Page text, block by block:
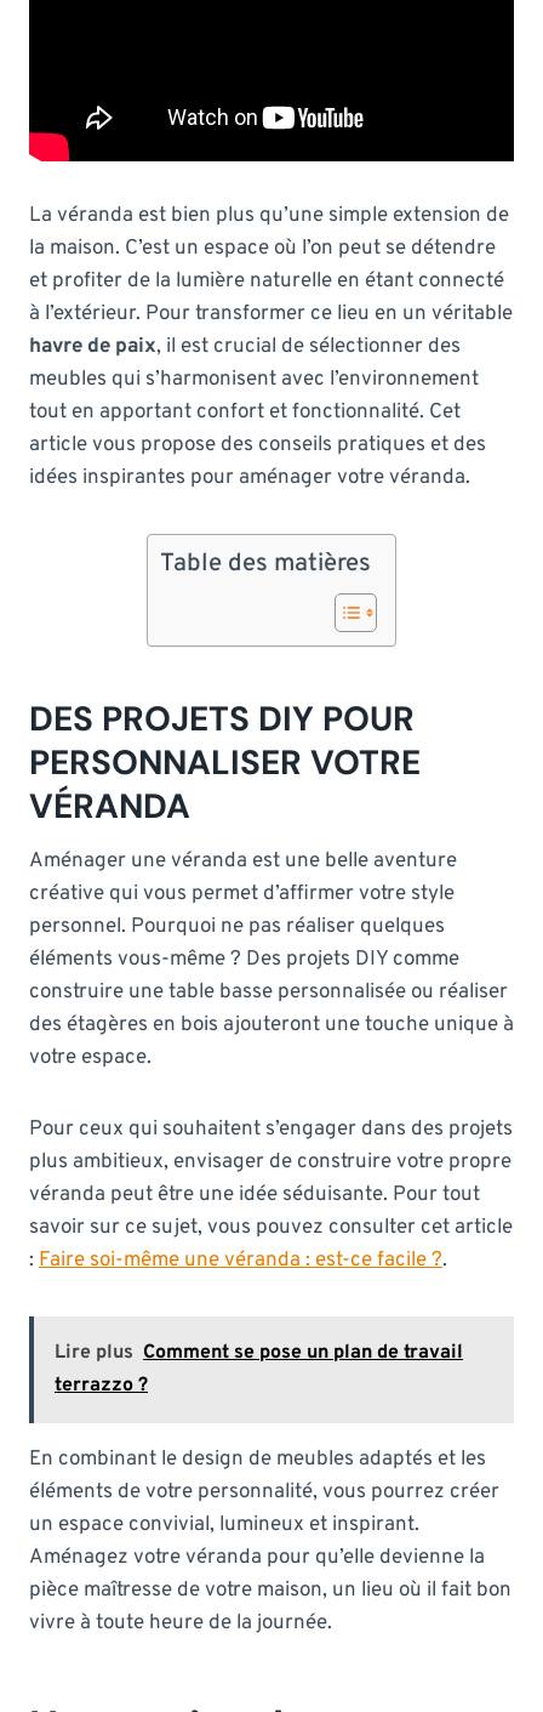
La véranda est bien plus qu’une simple extension de
la maison. C’est un espace où l’on peut se détendre
et profiter de la lumière naturelle en étant connecté
à l’extérieur. Pour transformer ce lieu en un véritable
havre de paix, il est crucial de sélectionner des
meubles qui s’harmonisent avec l’environnement
tout en apportant confort et fonctionnalité. Cet
article vous propose des conseils pratiques et des
idées inspirantes pour aménager votre véranda.
Table des matières
DES PROJETS DIY POUR
PERSONNALISER VOTRE
VÉRANDA
Aménager une véranda est une belle aventure
créative qui vous permet d’affirmer votre style
personnel. Pourquoi ne pas réaliser quelques
éléments vous-même ? Des projets DIY comme
construire une table basse personnalisée ou réaliser
des étagères en bois ajouteront une touche unique à
votre espace.
Pour ceux qui souhaitent s’engager dans des projets
plus ambitieux, envisager de construire votre propre
véranda peut être une idée séduisante. Pour tout
savoir sur ce sujet, vous pouvez consulter cet article
: Faire soi-même une véranda : est-ce facile ?.
Lire plus Comment se pose un plan de travail
terrazzo ?
En combinant le design de meubles adaptés et les
éléments de votre personnalité, vous pourrez créer
un espace convivial, lumineux et inspirant.
Aménagez votre véranda pour qu’elle devienne la
pièce maîtresse de votre maison, un lieu où il fait bon
vivre à toute heure de la journée.